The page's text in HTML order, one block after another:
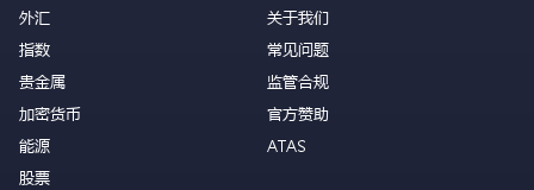
外汇
指数
贵金属
加密货币
能源
股票
关于我们
常见问题
监管合规
官方赞助
ATAS